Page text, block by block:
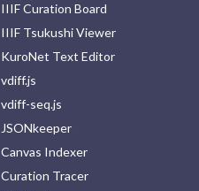
IIIF Curation Board
IIIF Tsukushi Viewer
KuroNet Text Editor
vdiff.js
vdiff-seq.js
JSONkeeper
Canvas Indexer
Curation Tracer